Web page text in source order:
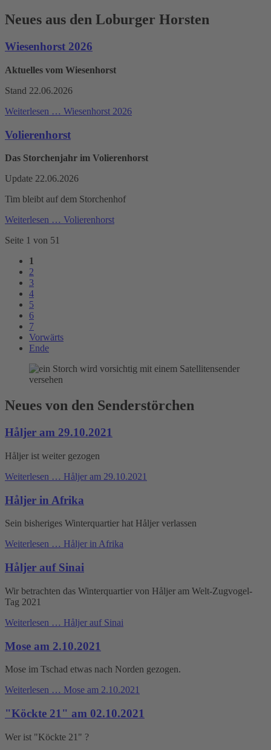
Neues aus den Loburger Horsten
Wiesenhorst 2026
Aktuelles vom Wiesenhorst
Stand 22.06.2026
Weiterlesen … Wiesenhorst 2026
Volierenhorst
Das Storchenjahr im Volierenhorst
Update 22.06.2026
Tim bleibt auf dem Storchenhof
Weiterlesen … Volierenhorst
Seite 1 von 51
1
2
3
4
5
6
7
Vorwärts
Ende
Neues von den Senderstörchen
Håljer am 29.10.2021
Håljer ist weiter gezogen
Weiterlesen … Håljer am 29.10.2021
Håljer in Afrika
Sein bisheriges Winterquartier hat Håljer verlassen
Weiterlesen … Håljer in Afrika
Håljer auf Sinai
Wir betrachten das Winterquartier von Håljer am Welt-Zugvogel-
Tag 2021
Weiterlesen … Håljer auf Sinai
Mose am 2.10.2021
Mose im Tschad etwas nach Norden gezogen.
Weiterlesen … Mose am 2.10.2021
"Köckte 21" am 02.10.2021
Wer ist "Köckte 21" ?